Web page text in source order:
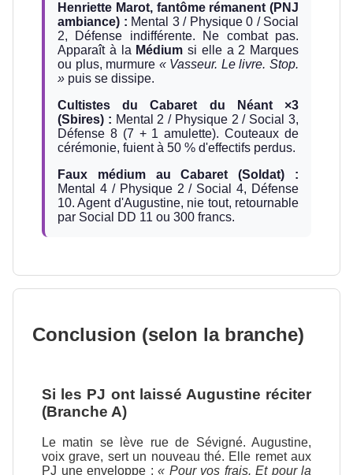
Henriette Marot, fantôme rémanent (PNJ
ambiance) : Mental 3 / Physique 0 / Social
2, Défense indifférente. Ne combat pas.
Apparaît à la Médium si elle a 2 Marques
ou plus, murmure « Vasseur. Le livre. Stop.
» puis se dissipe.
Cultistes du Cabaret du Néant ×3
(Sbires) : Mental 2 / Physique 2 / Social 3,
Défense 8 (7 + 1 amulette). Couteaux de
cérémonie, fuient à 50 % d'effectifs perdus.
Faux médium au Cabaret (Soldat) :
Mental 4 / Physique 2 / Social 4, Défense
10. Agent d'Augustine, nie tout, retournable
par Social DD 11 ou 300 francs.
Conclusion (selon la branche)
Si les PJ ont laissé Augustine réciter
(Branche A)
Le matin se lève rue de Sévigné. Augustine,
voix grave, sert un nouveau thé. Elle remet aux
PJ une enveloppe : « Pour vos frais. Et pour la